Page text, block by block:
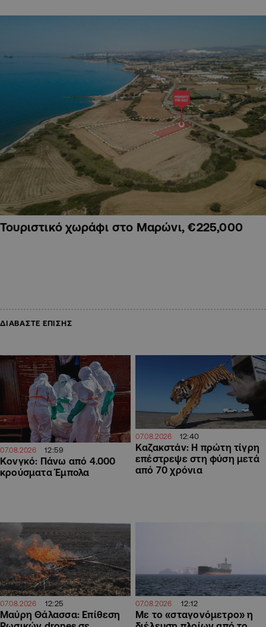
Τουριστικό χωράφι στο Μαρώνι, €225,000
ΔΙΑΒΑΣΤΕ ΕΠΙΣΗΣ
07.08.2026 12:59
Κονγκό: Πάνω από 4.000
κρούσματα Έμπολα
07.08.2026 12:40
Καζακστάν: Η πρώτη τίγρη
επέστρεψε στη φύση μετά
από 70 χρόνια
07.08.2026 12:25
Μαύρη Θάλασσα: Επίθεση
07.08.2026 12:12
Με το «σταγονόμετρο» η